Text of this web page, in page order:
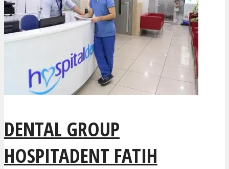
DENTAL GROUP
HOSPITADENT FATIH